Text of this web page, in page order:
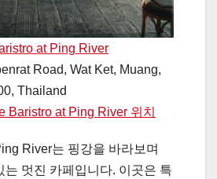
at Ping River
Road, Wat Ket, Muang,
Thailand
Baristro at Ping River 위치
River는 핑강을 바라보며
는 멋진 카페입니다. 이곳은 특